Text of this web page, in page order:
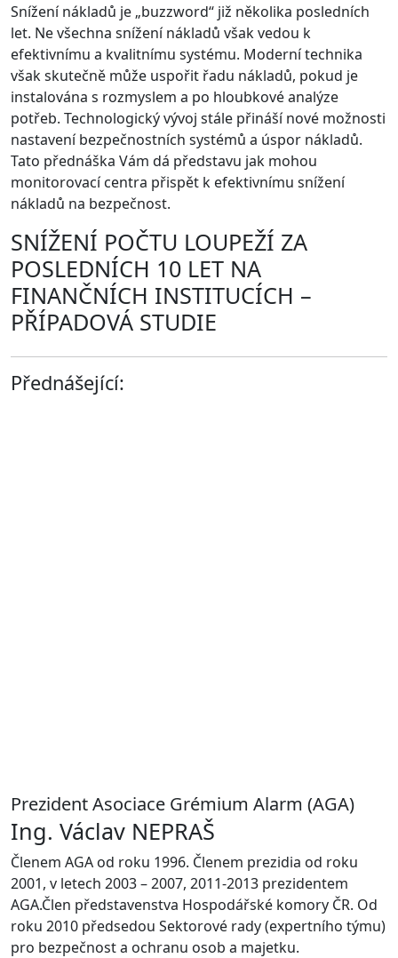
Snížení nákladů je „buzzword“ již několika posledních
let. Ne všechna snížení nákladů však vedou k
efektivnímu a kvalitnímu systému. Moderní technika
však skutečně může uspořit řadu nákladů, pokud je
instalována s rozmyslem a po hloubkové analýze
potřeb. Technologický vývoj stále přináší nové možnosti
nastavení bezpečnostních systémů a úspor nákladů.
Tato přednáška Vám dá představu jak mohou
monitorovací centra přispět k efektivnímu snížení
nákladů na bezpečnost.
SNÍŽENÍ POČTU LOUPEŽÍ ZA
POSLEDNÍCH 10 LET NA
FINANČNÍCH INSTITUCÍCH –
PŘÍPADOVÁ STUDIE
Přednášející:
Prezident Asociace Grémium Alarm (AGA)
Ing. Václav NEPRAŠ
Členem AGA od roku 1996. Členem prezidia od roku
2001, v letech 2003 – 2007, 2011-2013 prezidentem
AGA.Člen představenstva Hospodářské komory ČR. Od
roku 2010 předsedou Sektorové rady (expertního týmu)
pro bezpečnost a ochranu osob a majetku.